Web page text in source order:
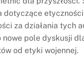
dotyczące
za działania tych
nowe pole dyskusji
od etyki wojennej.